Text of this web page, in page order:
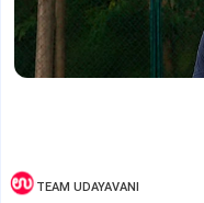
TEAM UDAYAVANI